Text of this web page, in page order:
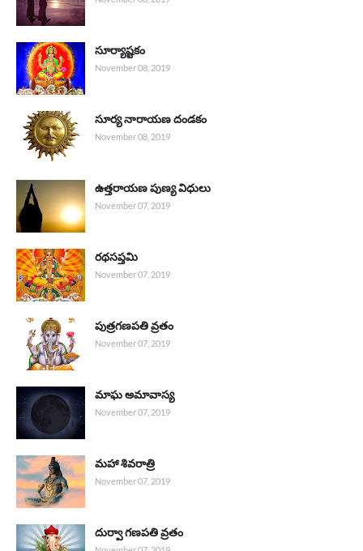
సూర్యాష్టకం
November 08, 2019
సూర్య నారాయణ దండకం
November 08, 2019
ఉత్తరాయణ పుణ్య విధులు
November 07, 2019
రథసప్తమి
November 07, 2019
పుత్రగణపతి వ్రతం
November 07, 2019
మాఘ అమావాస్య
November 07, 2019
మహా శివరాత్రి
November 07, 2019
దుర్వా గణపతి వ్రతం